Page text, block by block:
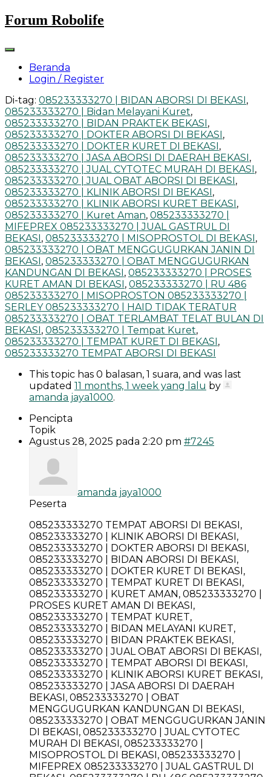
Skip
to
Forum Robolife
Beranda
Login / Register
Di-tag: 085233333270 | BIDAN ABORSI DI BEKASI,
085233333270 | Bidan Melayani Kuret,
085233333270 | BIDAN PRAKTEK BEKASI,
085233333270 | DOKTER ABORSI DI BEKASI,
085233333270 | DOKTER KURET DI BEKASI,
085233333270 | JASA ABORSI DI DAERAH BEKASI,
085233333270 | JUAL CYTOTEC MURAH DI BEKASI,
085233333270 | JUAL OBAT ABORSI DI BEKASI,
085233333270 | KLINIK ABORSI DI BEKASI,
085233333270 | KLINIK ABORSI KURET BEKASI,
085233333270 | Kuret Aman, 085233333270 |
MIFEPREX 085233333270 | JUAL GASTRUL DI
BEKASI, 085233333270 | MISOPROSTOL DI BEKASI,
085233333270 | OBAT MENGGUGURKAN JANIN DI
BEKASI, 085233333270 | OBAT MENGGUGURKAN
KANDUNGAN DI BEKASI, 085233333270 | PROSES
KURET AMAN DI BEKASI, 085233333270 | RU 486
085233333270 | MISOPROSTON 085233333270 |
SERLEY 085233333270 | HAID TIDAK TERATUR
085233333270 | OBAT TERLAMBAT TELAT BULAN DI
BEKASI, 085233333270 | Tempat Kuret,
085233333270 | TEMPAT KURET DI BEKASI,
085233333270 TEMPAT ABORSI DI BEKASI
This topic has 0 balasan, 1 suara, and was last
updated 11 months, 1 week yang lalu by
amanda jaya1000.
Pencipta
Topik
Agustus 28, 2025 pada 2:20 pm #7245
amanda jaya1000
Peserta
085233333270 TEMPAT ABORSI DI BEKASI,
085233333270 | KLINIK ABORSI DI BEKASI,
085233333270 | DOKTER ABORSI DI BEKASI,
085233333270 | BIDAN ABORSI DI BEKASI,
085233333270 | DOKTER KURET DI BEKASI,
085233333270 | TEMPAT KURET DI BEKASI,
085233333270 | KURET AMAN, 085233333270 |
PROSES KURET AMAN DI BEKASI,
085233333270 | TEMPAT KURET,
085233333270 | BIDAN MELAYANI KURET,
085233333270 | BIDAN PRAKTEK BEKASI,
085233333270 | JUAL OBAT ABORSI DI BEKASI,
085233333270 | TEMPAT ABORSI DI BEKASI,
085233333270 | KLINIK ABORSI KURET BEKASI,
085233333270 | JASA ABORSI DI DAERAH
BEKASI, 085233333270 | OBAT
MENGGUGURKAN KANDUNGAN DI BEKASI,
085233333270 | OBAT MENGGUGURKAN JANIN
DI BEKASI, 085233333270 | JUAL CYTOTEC
MURAH DI BEKASI, 085233333270 |
MISOPROSTOL DI BEKASI, 085233333270 |
MIFEPREX 085233333270 | JUAL GASTRUL DI